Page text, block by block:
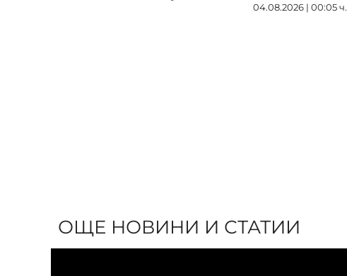
04.08.2026 | 00:05 ч.
ОЩЕ НОВИНИ И СТАТИИ